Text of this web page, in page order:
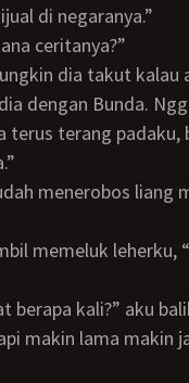
di negaranya.”
ceritanya?”
dengan Bunda.
terus terang padaku,
berapa kali?” aku